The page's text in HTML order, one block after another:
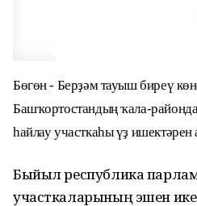
Бөгөн - Берҙәм тауыш биреү
Башҡортостандыңҡала-
һайлау участкаһы үҙ ишектәрен
Быйыл республика
участкаларының эшен ике